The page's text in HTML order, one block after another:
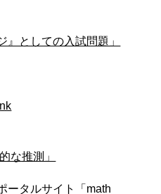
』としての入試問題」
な推測」
ータルサイト「math